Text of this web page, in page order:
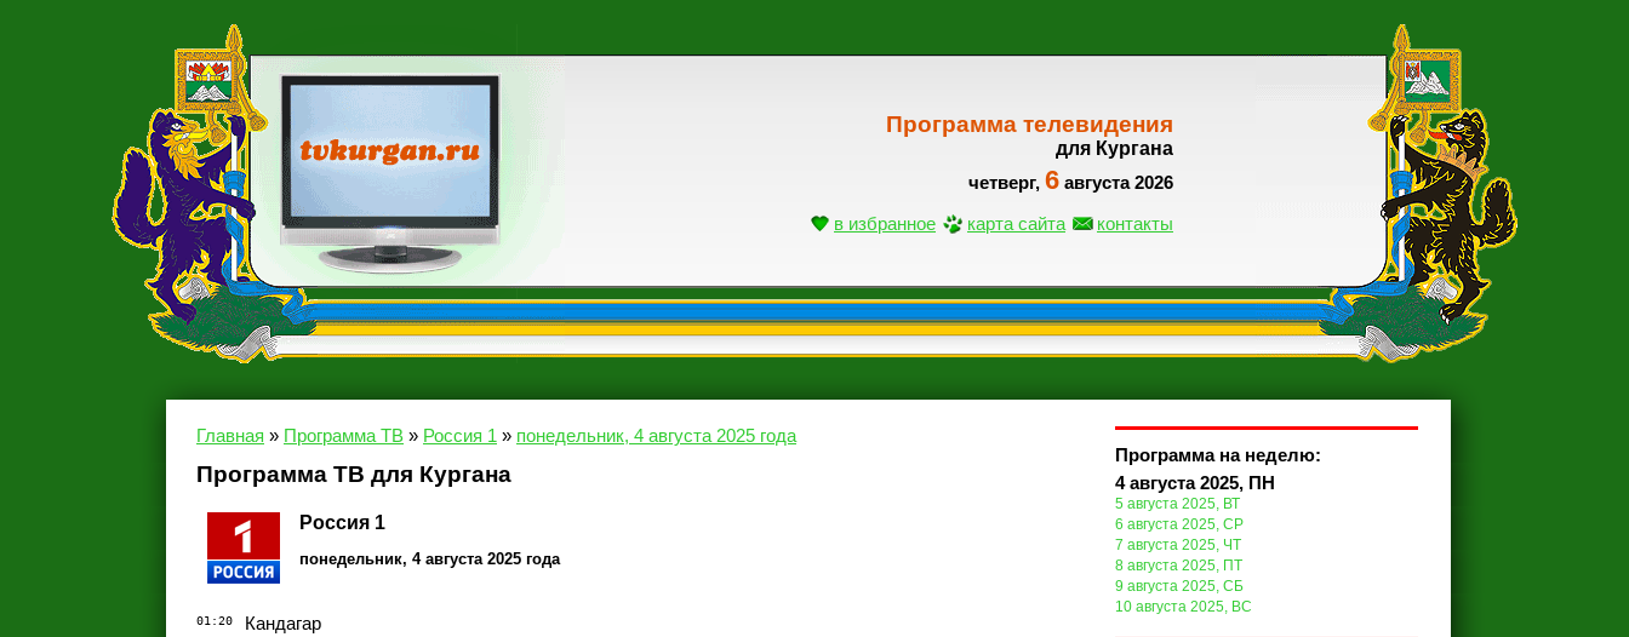
Программа телевидения
для Кургана
четверг, 6 августа 2026
в избранное карта сайта контакты
Главная » Программа ТВ » Россия 1 » понедельник, 4 августа 2025 года
Программа ТВ для Кургана
Россия 1
понедельник, 4 августа 2025 года
01:20 Кандагар
Программа на неделю:
4 августа 2025, ПН
5 августа 2025, ВТ
6 августа 2025, СР
7 августа 2025, ЧТ
8 августа 2025, ПТ
9 августа 2025, СБ
10 августа 2025, ВС